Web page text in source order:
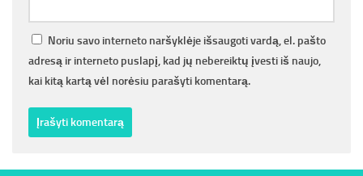
Noriu savo interneto naršyklėje išsaugoti vardą, el. pašto
adresą ir interneto puslapį, kad jų nebereiktų įvesti iš naujo,
kai kitą kartą vėl norėsiu parašyti komentarą.